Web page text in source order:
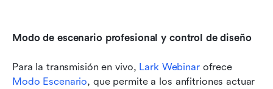
Modo de escenario profesional y control de diseño
Para la transmisión en vivo, Lark Webinar
ofrece
Modo Escenario, que permite a los anfitriones actuar